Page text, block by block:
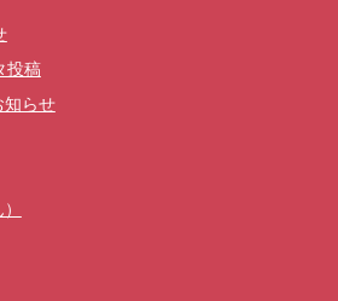
投稿
知らせ